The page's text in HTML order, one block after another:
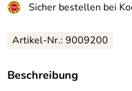
Sicher bestellen bei
Artikel-Nr.: 9009200
Beschreibung